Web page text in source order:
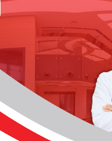
görülüyor;